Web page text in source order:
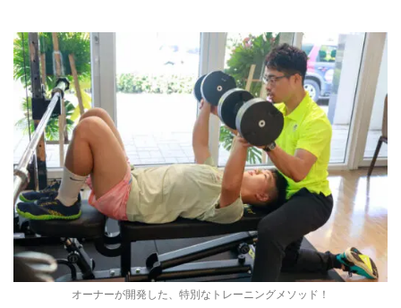
オーナーが開発した、特別なトレーニングメソッド！